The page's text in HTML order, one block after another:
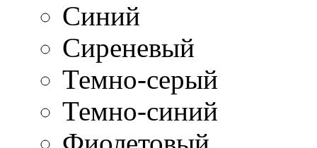
Синий
Сиреневый
Темно-серый
Темно-синий